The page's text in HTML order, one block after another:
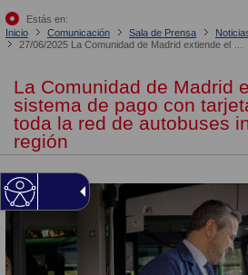
Estás en:
Inicio
Comunicación Sala de Prensa
La Comunidad de Madrid
sistema de pago con
toda la red de autobuses
región